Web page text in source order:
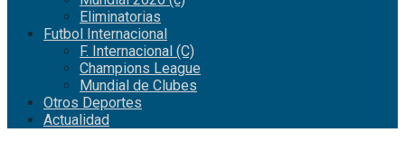
Eliminatorias
Futbol Internacional
F. Internacional (C)
Champions League
Mundial de Clubes
Otros Deportes
Actualidad